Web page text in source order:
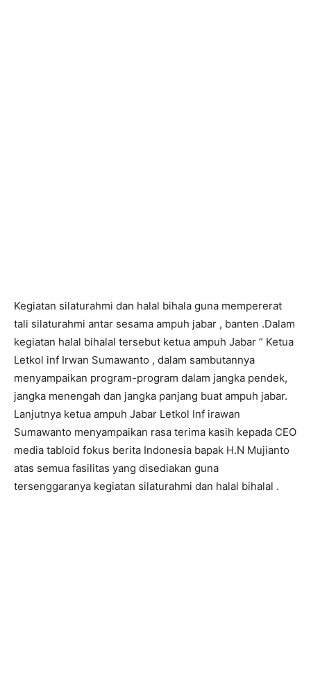
Kegiatan silaturahmi dan halal bihala guna mempererat
tali silaturahmi antar sesama ampuh jabar , banten .Dalam
kegiatan halal bihalal tersebut ketua ampuh Jabar ” Ketua
Letkol inf Irwan Sumawanto , dalam sambutannya
menyampaikan program-program dalam jangka pendek,
jangka menengah dan jangka panjang buat ampuh jabar.
Lanjutnya ketua ampuh Jabar Letkol Inf irawan
Sumawanto menyampaikan rasa terima kasih kepada CEO
media tabloid fokus berita Indonesia bapak H.N Mujianto
atas semua fasilitas yang disediakan guna
tersenggaranya kegiatan silaturahmi dan halal bihalal .